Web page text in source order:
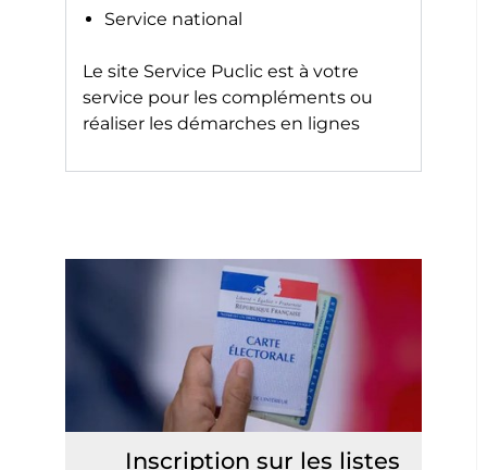
Service national
Le site Service Puclic est à votre
service pour les compléments ou
réaliser les démarches en lignes
Inscription sur les listes